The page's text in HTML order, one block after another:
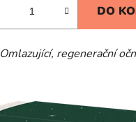
DO
Omlazující, regenerační